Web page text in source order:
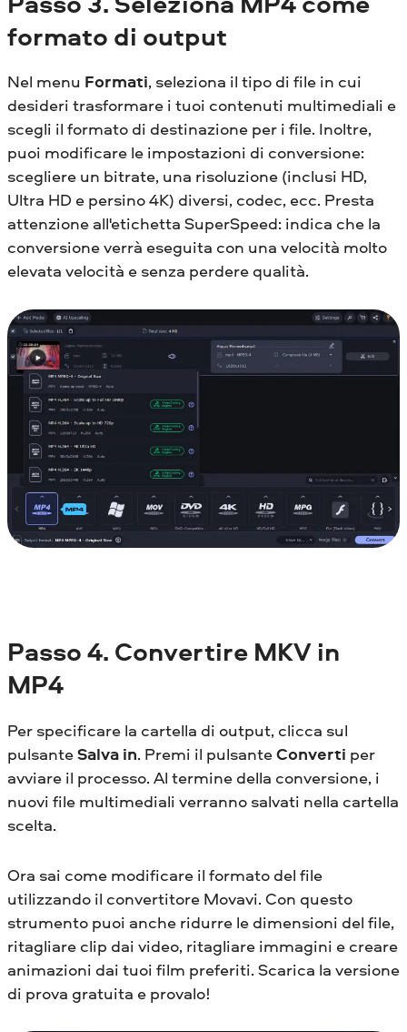
formato di output
Nel menu Formati, seleziona il tipo di file in cui
desideri trasformare i tuoi contenuti multimediali e
scegli il formato di destinazione per i file. Inoltre,
puoi modificare le impostazioni di conversione:
scegliere un bitrate, una risoluzione (inclusi HD,
Ultra HD e persino 4K) diversi, codec, ecc. Presta
attenzione all'etichetta SuperSpeed: indica che la
conversione verrà eseguita con una velocità molto
elevata velocità e senza perdere qualità.
Passo 4. Convertire MKV in
MP4
Per specificare la cartella di output, clicca sul
pulsanteSalva in. Premi il pulsanteConverti per
avviare il processo. Al termine della conversione, i
nuovi file multimediali verranno salvati nella cartella
scelta.
Ora sai come modificare il formato del file
utilizzando il convertitore Movavi. Con questo
strumento puoi anche ridurre le dimensioni del file,
ritagliare clip dai video, ritagliare immagini e creare
animazioni dai tuoi film preferiti. Scarica la versione
di prova gratuita e provalo!